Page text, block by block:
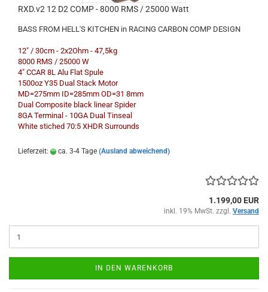
RXD.v2 12 D2 COMP - 8000 RMS / 25000 Watt
BASS FROM HELL'S KITCHEN in RACING CARBON COMP DESIGN
12" / 30cm - 2x2Ohm - 47,5kg
8000 RMS / 25000 W
4" CCAR 8L Alu Flat Spule
1500oz Y35 Dual Stack Motor
MD=275mm ID=285mm OD=31 8mm
Dual Composite black linear Spider
8GA Terminal - 10GA Dual Tinseal
White stiched 70:5 XHDR Surrounds
Lieferzeit: ca. 3-4 Tage (Ausland abweichend)
1.199,00 EUR
inkl. 19% MwSt. zzgl. Versand
IN DEN WARENKORB